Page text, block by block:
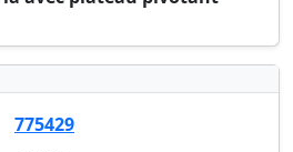
a cafe senseo strong
775518